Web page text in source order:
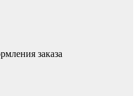
заказа